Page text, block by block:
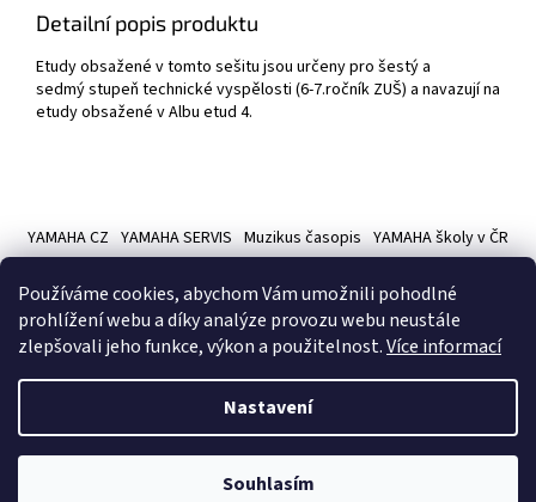
Používáme cookies, abychom Vám umožnili pohodlné
prohlížení webu a díky analýze provozu webu neustále
zlepšovali jeho funkce, výkon a použitelnost.Více informací
Nastavení
Souhlasím
Detailní popis produktu
Etudy obsažené v tomto sešitu jsou určeny pro šestý a
sedmý stupeň technické vyspělosti (6-7.ročník ZUŠ) a navazují na
etudy obsažené v Albu etud 4.
p
YAMAHA CZ YAMAHA SERVIS Muzikus časopis YAMAHA školy v ČR
Copyright 2026Hudební nástroje YAMAMUSIC. Všechna práva
vyhrazena.